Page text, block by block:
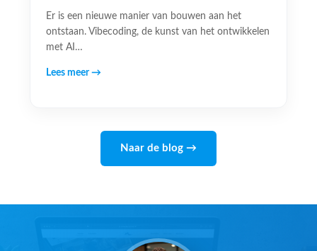
Er is een nieuwe manier van bouwen aan het
ontstaan. Vibecoding, de kunst van het ontwikkelen
met AI…
Lees meer →
Naar de blog →